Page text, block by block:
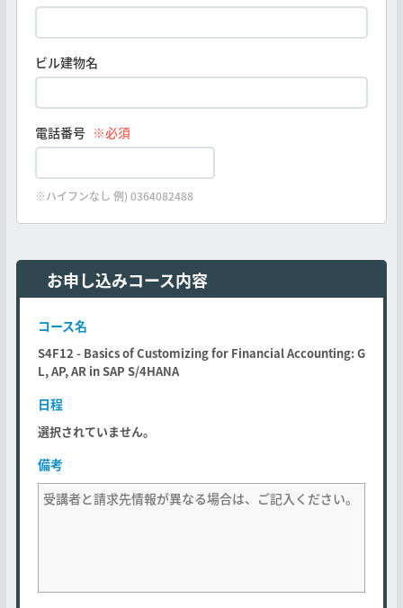
ビル建物名
電話番号 ※必須
※ハイフンなし 例) 0364082488
お申し込みコース内容
コース名
S4F12 - Basics of Customizing for Financial Accounting: G
L, AP, AR in SAP S/4HANA
日程
選択されていません。
備考